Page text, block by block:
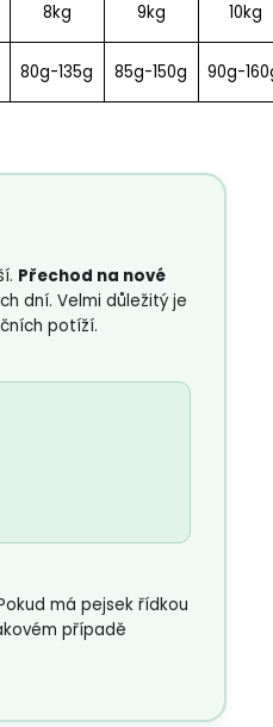
8kg 9kg 10kg
80g-135g 85g-150g 90g-
Přechod na nové
dní. Velmi důležitý je
potíží.
má pejsek řídkou
případě